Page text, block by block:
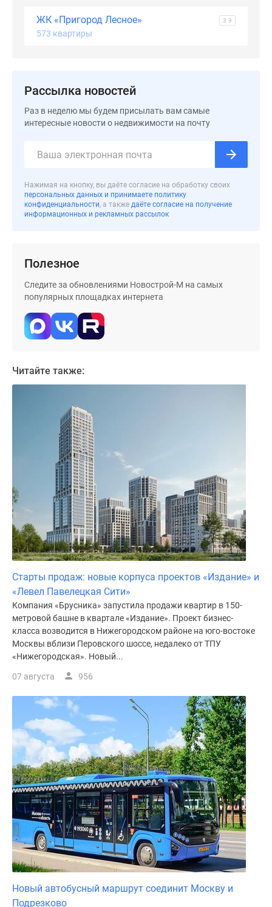
застройщиком
Rutube
Поиск
Программа
реновации
класса
Новостройки
бизнес-
класса
Рассрочка
Траншевая
Дома
Готовые
коттеджные
поселки
Строящиеся
коттеджные
поселки
Коттеджные
поселки
лесу
Коттеджные
поселки
водоема
поселки
ипотеку
Бизнес-
центры
Коттеджи
Скидки
акции
Макс
ЖК «Пригород Лесное» 3.9
573 квартиры
Рассылка новостей
Раз в неделю мы будем присылать вам самые
интересные новости о недвижимости на почту
Нажимая на кнопку, вы даёте согласие на обработку своих
персональных данных и принимаете политику
конфиденциальности, а также даёте согласие на получение
информационных и рекламных рассылок
Полезное
Следите за обновлениями Новострой-М на самых
популярных площадках интернета
Читайте также:
Старты продаж: новые корпуса проектов «Издание» и
«Левел Павелецкая Сити»
Компания «Брусника» запустила продажи квартир в 150-
метровой башне в квартале «Издание». Проект бизнес-
класса возводится в Нижегородском районе на юго-востоке
Москвы вблизи Перовского шоссе, недалеко от ТПУ
«Нижегородская». Новый...
07 августа 956
Новый автобусный маршрут соединит Москву и
Подрезково